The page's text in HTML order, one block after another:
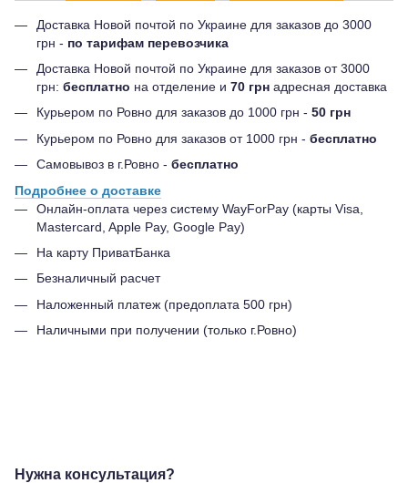
Доставка Новой почтой по Украине для заказов до 3000
грн - по тарифам перевозчика
Доставка Новой почтой по Украине для заказов от 3000
грн: бесплатно на отделение и 70 грн адресная доставка
Курьером по Ровно для заказов до 1000 грн - 50 грн
Курьером по Ровно для заказов от 1000 грн - бесплатно
Самовывоз в г.Ровно - бесплатно
Подробнее о доставке
Онлайн-оплата через систему WayForPay (карты Visa,
Mastercard, Apple Pay, Google Pay)
На карту ПриватБанка
Безналичный расчет
Наложенный платеж (предоплата 500 грн)
Наличными при получении (только г.Ровно)
Нужна консультация?